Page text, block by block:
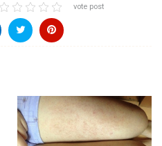
vote post